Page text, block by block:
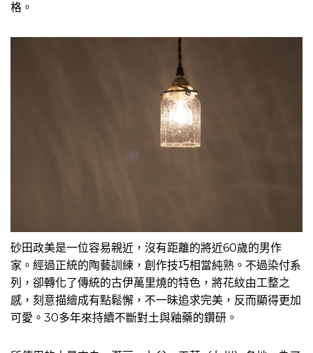
格。
砂田政美是一位容易親近，沒有距離的將近60歲的男作
家。經過正統的陶藝訓練，創作技巧相當純熟。不過染付系
列，卻轉化了傳統的古伊萬里燒的特色，將花紋由工整之
感，刻意描繪成有點鬆懈，不一昧追求完美，反而顯得更加
可愛。30多年來持續不斷對土與釉藥的鑽研。